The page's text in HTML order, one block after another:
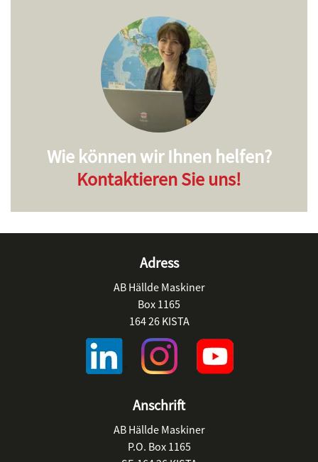
Wie können wir Ihnen helfen?
Kontaktieren Sie uns!
Adress
AB Hällde Maskiner
Box 1165
164 26 KISTA
Anschrift
AB Hällde Maskiner
P.O. Box 1165